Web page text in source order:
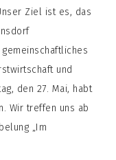
Ziel ist es, das
und
den 27. Mai, habt
Wir treffen uns ab
„Im